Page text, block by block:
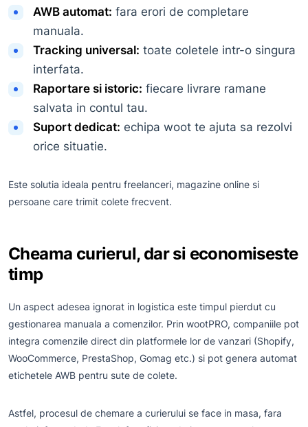
AWB automat: fara erori de completare
manuala.
Tracking universal: toate coletele intr-o singura
interfata.
Raportare si istoric: fiecare livrare ramane
salvata in contul tau.
Suport dedicat: echipa woot te ajuta sa rezolvi
orice situatie.
Este solutia ideala pentru freelanceri, magazine online si
persoane care trimit colete frecvent.
Cheama curierul, dar si economiseste
timp
Un aspect adesea ignorat in logistica este timpul pierdut cu
gestionarea manuala a comenzilor. Prin wootPRO, companiile pot
integra comenzile direct din platformele lor de vanzari (Shopify,
WooCommerce, PrestaShop, Gomag etc.) si pot genera automat
etichetele AWB pentru sute de colete.
Astfel, procesul de chemare a curierului se face in masa, fara